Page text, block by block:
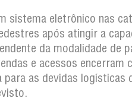
sistema eletrônico nas
após atingir a
da modalidade de
e acessos encerram
para as devidas logísticas